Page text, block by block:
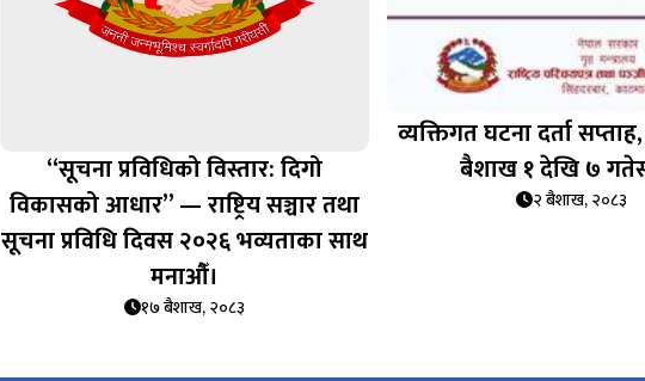
“सूचना प्रविधिको विस्तार: दिगो
विकासको आधार” — राष्ट्रिय सञ्चार तथा
सूचना प्रविधि दिवस २०२६ भव्यताका साथ
मनाऔँ।
१७ बैशाख, २०८३
व्यक्तिगत घटना दर्ता
बैशाख १ देखि ७
२ बैशाख, २०८३